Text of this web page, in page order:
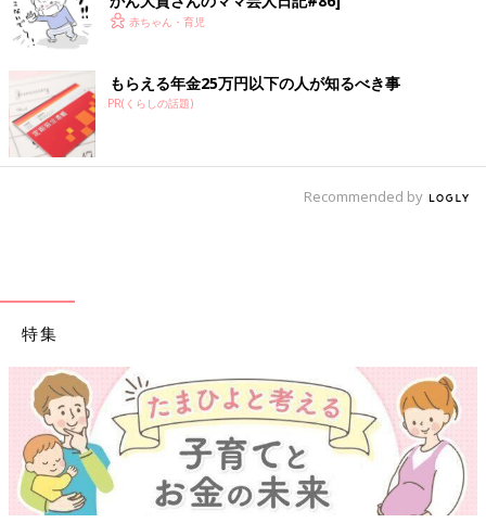
赤ちゃん・育児
もらえる年金25万円以下の人が知るべき事
PR(くらしの話題)
Recommended by
特集